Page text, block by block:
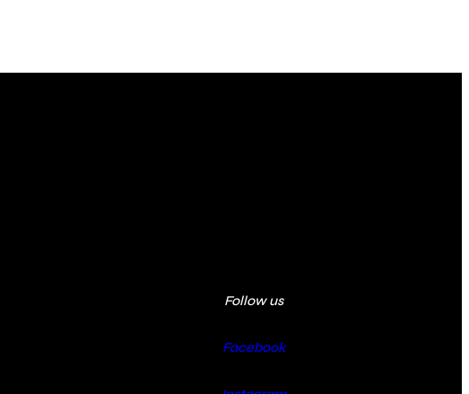
Follow us
Facebook